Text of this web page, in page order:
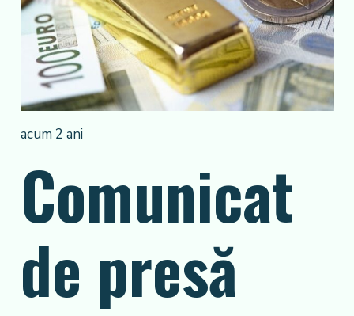
acum 2 ani
Comunicat
de presă